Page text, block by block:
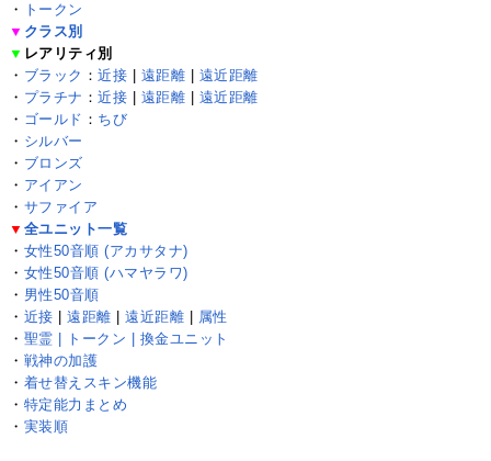
・
トークン
▼ クラス別
▼ レアリティ別
・ ブラック ：近接 遠距離
遠近距離
・ プラチナ ：近接 遠距離
遠近距離
・ ゴールド ： ちび
・ シルバー
・ ブロンズ
・ アイアン
・ サファイア
▼ 全ユニット一覧
・ 女性50音順 (アカサタナ)
・ 女性50音順 (ハマヤラワ)
・ 男性50音順
・ 近接 |遠距離 |遠近距離
属性
・ 聖霊 | トークン | 換金ユニット
・ 戦神の加護
・ 着せ替えスキン機能
・ 特定能力まとめ
・ 実装順